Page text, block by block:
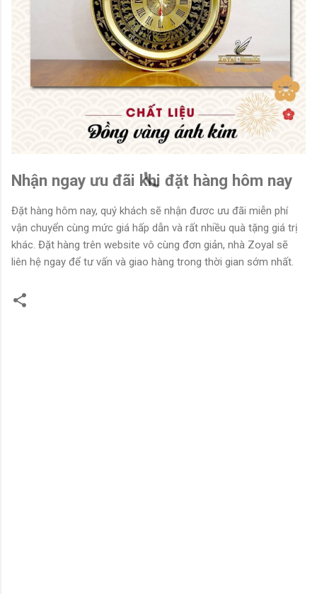
Nhận ngay ưu đãi khi đặt hàng hôm nay
Đặt hàng hôm nay, quý khách sẽ nhận đươc ưu đãi miễn phí
vận chuyển cùng mức giá hấp dẫn và rất nhiều quà tặng giá trị
khác. Đặt hàng trên website vô cùng đơn giản, nhà Zoyal sẽ
liên hệ ngay để tư vấn và giao hàng trong thời gian sớm nhất.